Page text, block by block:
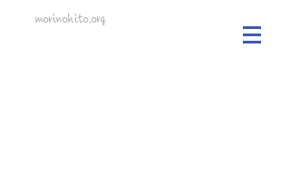
morinohito.org